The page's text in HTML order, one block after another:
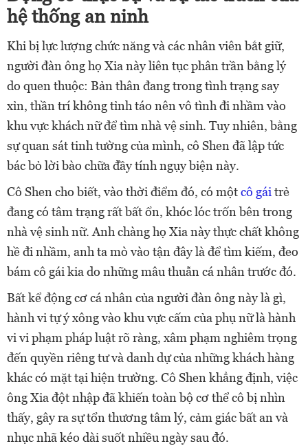
hệ thống an ninh
Khi bị lực lượng chức năng và các nhân viên bắt giữ,
người đàn ông họ Xia này liên tục phân trần bằng lý
do quen thuộc: Bản thân đang trong tình trạng say
xỉn, thần trí không tỉnh táo nên vô tình đi nhầm vào
khu vực khách nữ để tìm nhà vệ sinh. Tuy nhiên, bằng
sự quan sát tinh tường của mình, cô Shen đã lập tức
bác bỏ lời bào chữa đầy tính ngụy biện này.
Cô Shen cho biết, vào thời điểm đó, có mộtcô gáitrẻ
đang có tâm trạng rất bất ổn, khóc lóc trốn bên trong
nhà vệ sinh nữ. Anh chàng họ Xia này thực chất không
hề đi nhầm, anh ta mò vào tận đây là để tìm kiếm, đeo
bám cô gái kia do những mâu thuẫn cá nhân trước đó.
Bất kể động cơ cá nhân của người đàn ông này là gì,
hành vi tự ý xông vào khu vực cấm của phụ nữ là hành
vi vi phạm pháp luật rõ ràng, xâm phạm nghiêm trọng
đến quyền riêng tư và danh dự của những khách hàng
khác có mặt tại hiện trường. Cô Shen khẳng định, việc
ông Xia đột nhập đã khiến toàn bộ cơ thể cô bị nhìn
thấy, gây ra sự tổn thương tâm lý, cảm giác bất an và
nhục nhã kéo dài suốt nhiều ngày sau đó.